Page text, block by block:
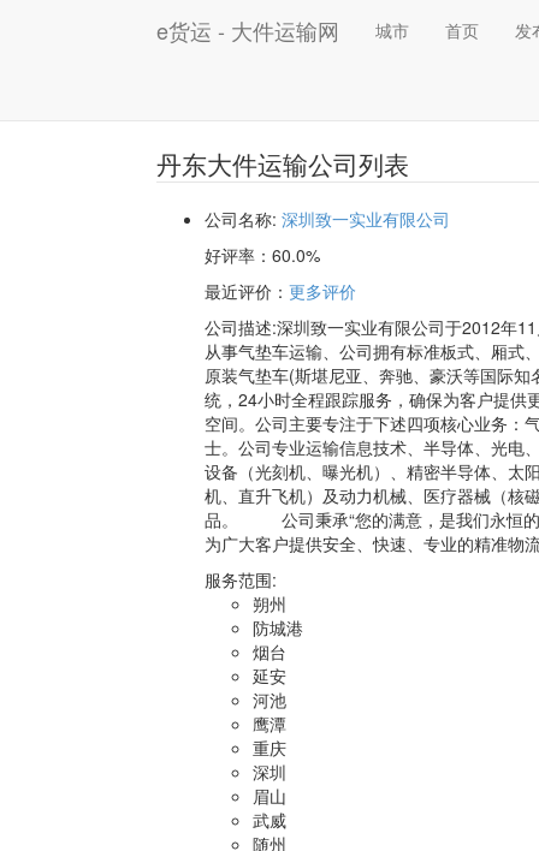
e货运 - 大件运输网 城市 首页 发
丹东大件运输公司列表
公司名称: 深圳致一实业有限公司
好评率： 60.0%
最近评价 ： 更多评价
公司描述:深圳致一实业有限公司于2012年
从事气垫车运输、公司拥有标准板式、厢式
原装气垫车(斯堪尼亚、奔驰、豪沃等国际
统，24小时全程跟踪服务，确保为客户提供
空间。公司主要专注于下述四项核心业务：
士。公司专业运输信息技术、半导体、光电
设备（光刻机、曝光机）、精密半导体、太
机、直升飞机）及动力机械、医疗器械（核
品。 公司秉承“您的满意，是我们永恒的追求！”的经营理念，重品牌、讲诚信，持续提升专业水平，竭诚
为广大客户提供安全、快速、专业的精准物
服务范围:
朔州
防城港
烟台
延安
河池
鹰潭
重庆
深圳
眉山
武威
随州